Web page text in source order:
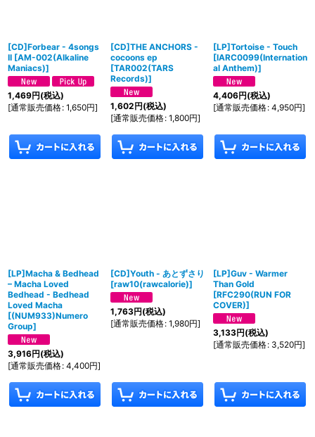
[CD]Forbear - 4songs
II [AM-002(Alkaline
Maniacs)]
1,469円(税込)
[通常販売価格: 1,650円]
[CD]THE ANCHORS -
cocoons ep
[TAR002(TARS
Records)]
1,602円(税込)
[通常販売価格: 1,800円]
[LP]Tortoise - Touch
[IARC0099(Internation
al Anthem)]
4,406円(税込)
[通常販売価格: 4,950円]
[LP]Macha & Bedhead
– Macha Loved
Bedhead - Bedhead
Loved Macha
[(NUM933)Numero
Group]
3,916円(税込)
[通常販売価格: 4,400円]
[CD]Youth - あとずさり
[raw10(rawcalorie)]
1,763円(税込)
[通常販売価格: 1,980円]
[LP]Guv - Warmer
Than Gold
[RFC290(RUN FOR
COVER)]
3,133円(税込)
[通常販売価格: 3,520円]